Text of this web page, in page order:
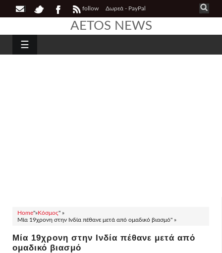
follow Δωρεά - PayPal
AETOS NEWS
☰
Home"»Κόσμος" »
Μία 19χρονη στην Ινδία πέθανε μετά από ομαδικό βιασμό" »
Μία 19χρονη στην Ινδία πέθανε μετά από
ομαδικό βιασμό